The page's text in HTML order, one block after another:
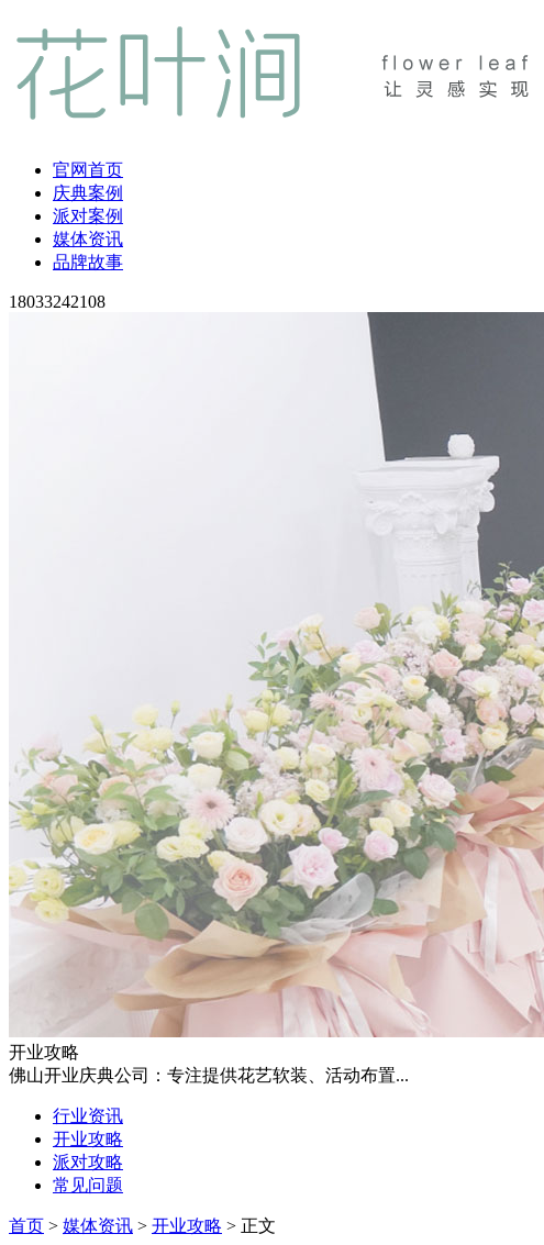
官网首页
庆典案例
派对案例
媒体资讯
品牌故事
18033242108
开业攻略
佛山开业庆典公司：专注提供花艺软装、活动布置...
行业资讯
开业攻略
派对攻略
常见问题
首页 > 媒体资讯 > 开业攻略 > 正文